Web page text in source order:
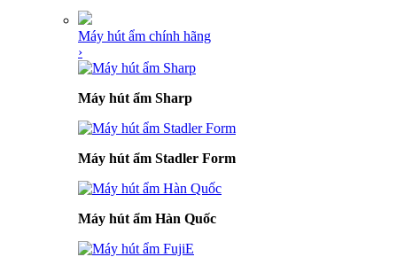
Máy hút ẩm chính hãng
›
Máy hút ẩm Sharp
Máy hút ẩm Stadler Form
Máy hút ẩm Hàn Quốc